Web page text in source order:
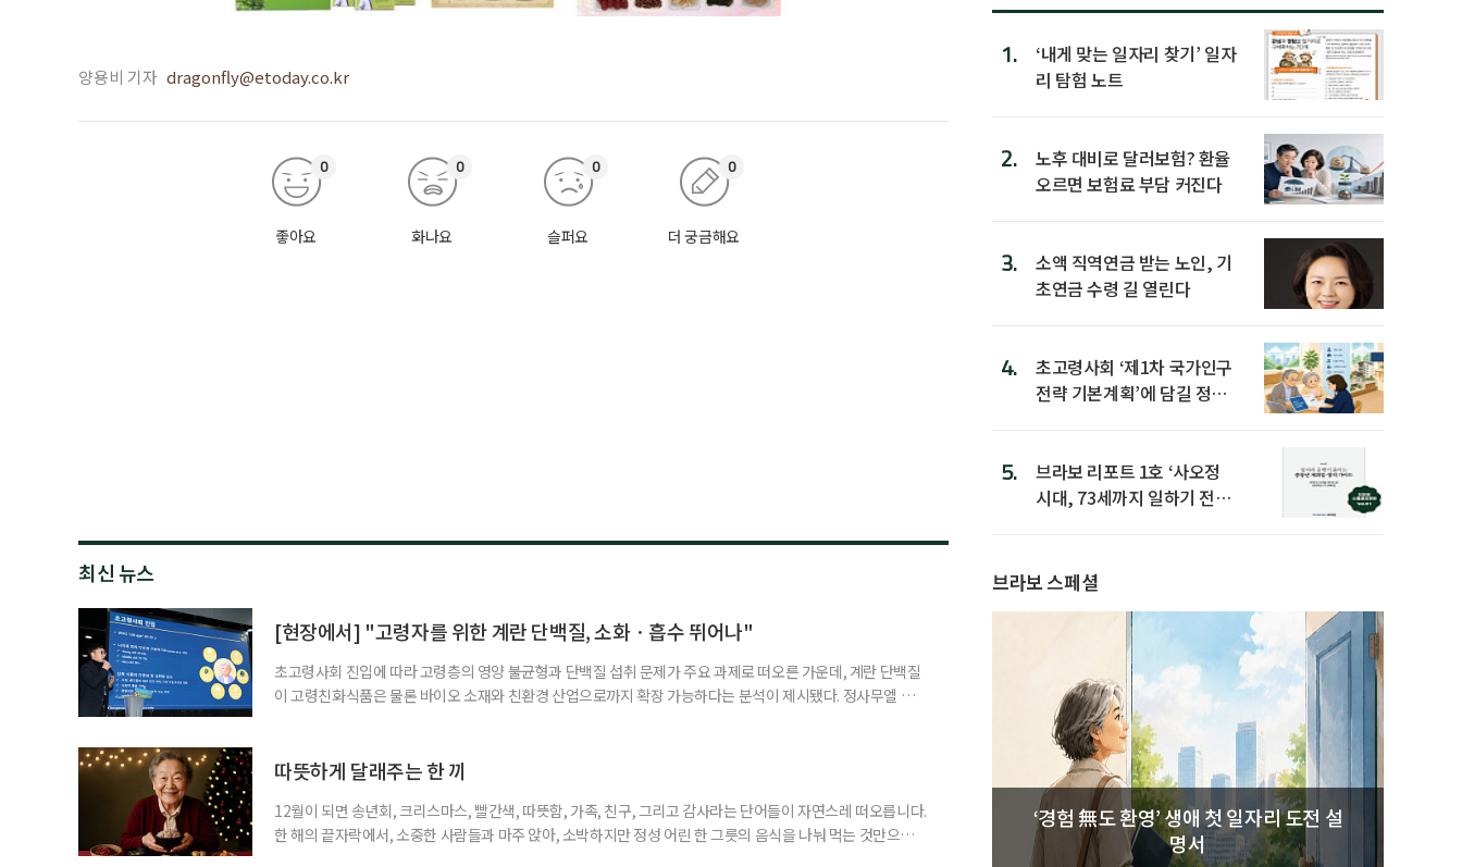
양용비 기자 dragonfly@etoday.co.kr
좋아요
0
화나요
0
슬퍼요
0
더 궁금해요
0
최신 뉴스
[현장에서] "고령자를 위한 계란 단백질, 소화ㆍ흡수 뛰어나"
초고령사회 진입에 따라 고령층의 영양 불균형과 단백질 섭취 문제가 주요 과제로 떠오른 가운데, 계란 단백질
이 고령친화식품은 물론 바이오 소재와 친환경 산업으로까지 확장 가능하다는 분석이 제시됐다. 정사무엘 충
자의 생리적 한계를 고려할 때 소화·흡수·이용 측면에서 매우 경쟁력 있는 단백질원"이라고 밝혔다. 발표에 따
따뜻하게 달래주는 한 끼
12월이 되면 송년회, 크리스마스, 빨간색, 따뜻함, 가족, 친구, 그리고 감사라는 단어들이 자연스레 떠오릅니다.
한 해의 끝자락에서, 소중한 사람들과 마주 앉아, 소박하지만 정성 어린 한 그릇의 음식을 나눠 먹는 것만으로
1.
‘내게 맞는 일자리 찾기’ 일자
리 탐험 노트
2.
노후 대비로 달러보험? 환율
오르면 보험료 부담 커진다
3.
소액 직역연금 받는 노인, 기
초연금 수령 길 열린다
4.
초고령사회 ‘제1차 국가인구
전략 기본계획’에 담길 정책
5.
브라보 리포트 1호 ‘사오정
시대, 73세까지 일하기 전략’
브라보 스페셜
‘경험 無도 환영’ 생애 첫 일자리 도전 설
명서